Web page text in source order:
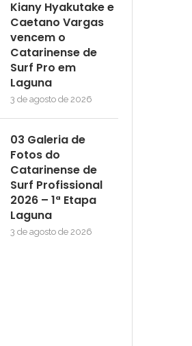
Kiany Hyakutake e
Caetano Vargas
vencem o
Catarinense de
Surf Pro em
Laguna
3 de agosto de 2026
03 Galeria de
Fotos do
Catarinense de
Surf Profissional
2026 – 1ª Etapa
Laguna
3 de agosto de 2026